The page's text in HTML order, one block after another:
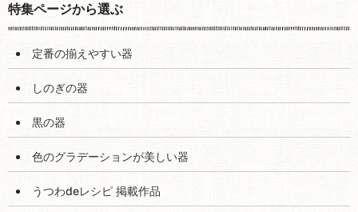
特集ページから選ぶ
定番の揃えやすい器
しのぎの器
黒の器
色のグラデーションが美しい器
うつわdeレシピ 掲載作品